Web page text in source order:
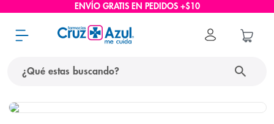
ENVÍO GRATIS EN PEDIDOS +$10
términos más buscados